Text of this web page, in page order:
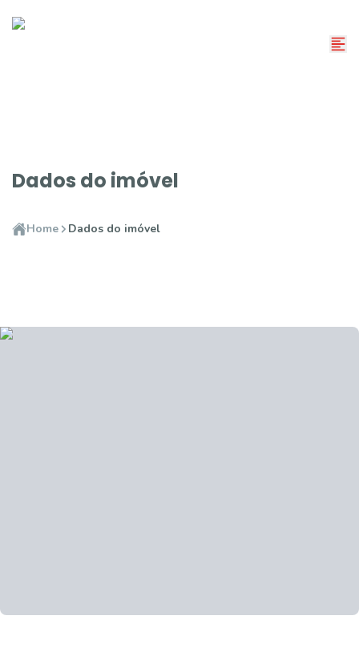
Dados do imóvel
Home Dados do imóvel